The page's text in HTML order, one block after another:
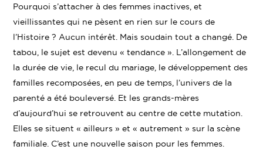
Pourquoi s’attacher à des femmes inactives, et
vieillissantes qui ne pèsent en rien sur le cours de
l’Histoire ? Aucun intérêt. Mais soudain tout a changé. De
tabou, le sujet est devenu « tendance ». L’allongement de
la durée de vie, le recul du mariage, le développement des
familles recomposées, en peu de temps, l’univers de la
parenté a été bouleversé. Et les grands-mères
d’aujourd’hui se retrouvent au centre de cette mutation.
Elles se situent « ailleurs » et « autrement » sur la scène
familiale. C’est une nouvelle saison pour les femmes.